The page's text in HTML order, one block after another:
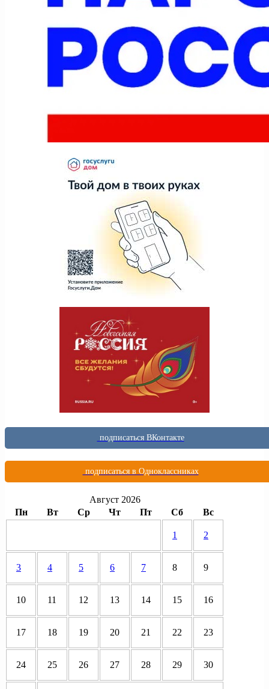
подписаться ВКонтакте
подписаться в Одноклассниках
Август 2026
Пн
Вт Ср Чт Пт Сб Вс
1 2
3 4 5 6 7 8 9
10 11 12 13 14 15 16
17 18 19 20 21 22 23
24 25 26 27 28 29 30